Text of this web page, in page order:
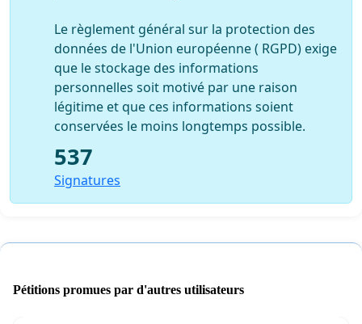
Le règlement général sur la protection des
données de l'Union européenne ( RGPD) exige
que le stockage des informations
personnelles soit motivé par une raison
légitime et que ces informations soient
conservées le moins longtemps possible.
537
Signatures
Pétitions promues par d'autres utilisateurs